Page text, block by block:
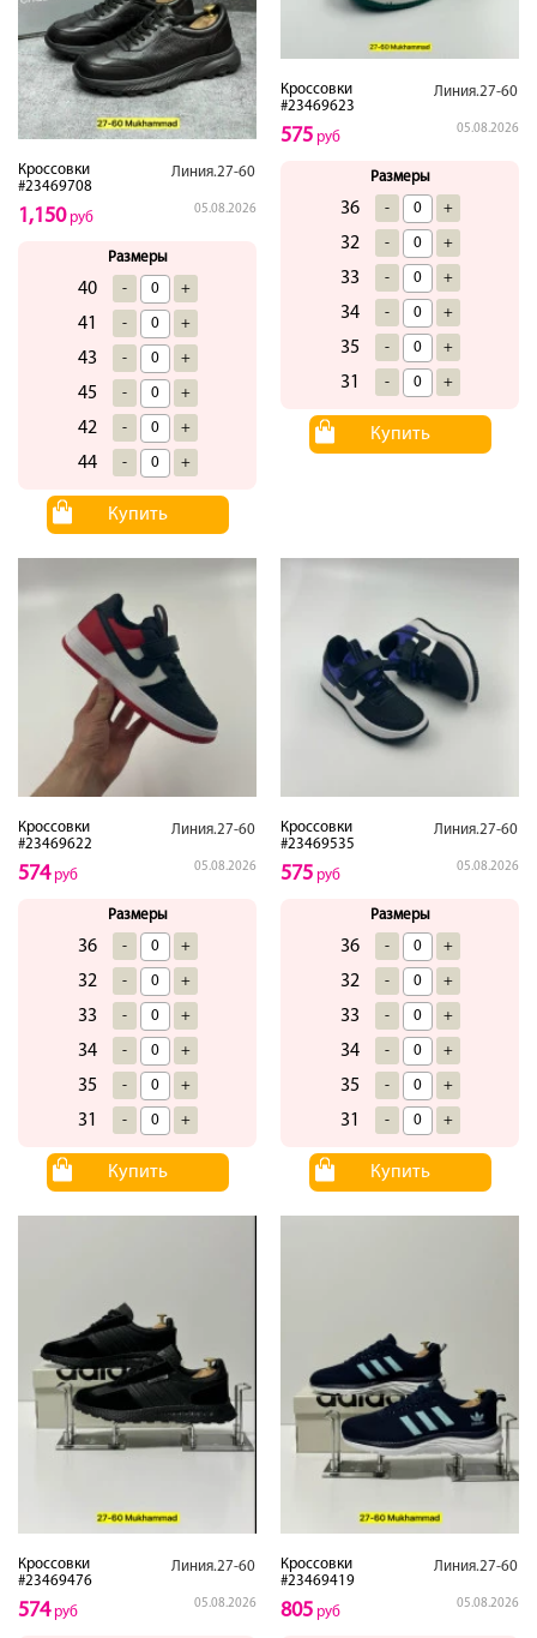
Кроссовки
#23469708
Линия.27-60
05.08.2026
1,150руб
Размеры
40 - +
41 - +
43 - +
45 - +
42 - +
44 - +
Купить
Кроссовки
#23469623
Линия.27-60
05.08.2026
575 руб
Размеры
36 - +
32 - +
33 - +
34 - +
35 - +
31 - +
Купить
Кроссовки
#23469622
Линия.27-60
05.08.2026
574руб
Размеры
36 - +
32 - +
33 - +
34 - +
35 - +
31 - +
Купить
Кроссовки
#23469535
Линия.27-60
05.08.2026
575 руб
Размеры
36 - +
32 - +
33 - +
34 - +
35 - +
31 - +
Купить
Кроссовки
#23469476
Линия.27-60
05.08.2026
574руб
Кроссовки
#23469419
Линия.27-60
05.08.2026
805 руб